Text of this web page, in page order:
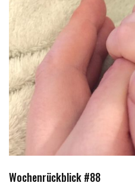
Wochenrückblick #88